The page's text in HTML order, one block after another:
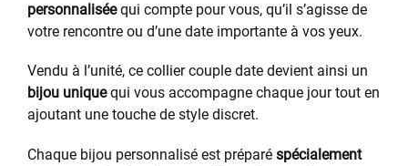
personnaliséequi compte pour vous, qu’il s’agisse de
votre rencontre ou d’une date importante à vos yeux.
Vendu à l’unité, ce collier couple date devient ainsi un
bijou uniquequi vous accompagne chaque jour tout en
ajoutant une touche de style discret.
Chaque bijou personnalisé est préparé spécialement